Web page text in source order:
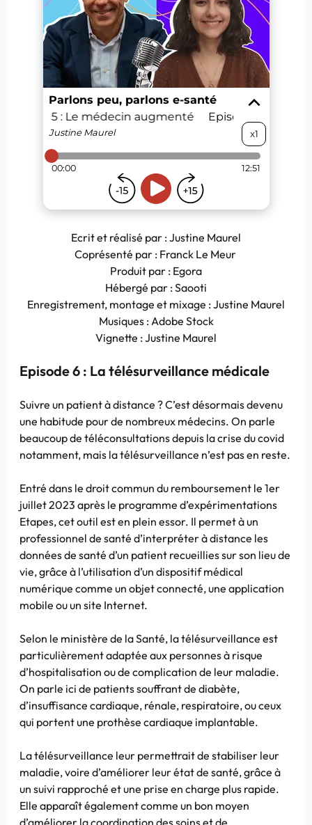
Ecrit et réalisé par : Justine Maurel
Coprésenté par : Franck Le Meur
Produit par : Egora
Hébergé par : Saooti
Enregistrement, montage et mixage : Justine Maurel
Musiques : Adobe Stock
Vignette : Justine Maurel
Episode 6 : La télésurveillance médicale
Suivre un patient à distance ? C’est désormais devenu
une habitude pour de nombreux médecins. On parle
beaucoup de téléconsultations depuis la crise du covid
notamment, mais la télésurveillance n’est pas en reste.
Entré dans le droit commun du remboursement le 1er
juillet 2023 après le programme d’expérimentations
Etapes, cet outil est en plein essor. Il permet à un
professionnel de santé d’interpréter à distance les
données de santé d’un patient recueillies sur son lieu de
vie, grâce à l’utilisation d’un dispositif médical
numérique comme un objet connecté, une application
mobile ou un site Internet.
Selon le ministère de la Santé, la télésurveillance est
particulièrement adaptée aux personnes à risque
d’hospitalisation ou de complication de leur maladie.
On parle ici de patients souffrant de diabète,
d’insuffisance cardiaque, rénale, respiratoire, ou ceux
qui portent une prothèse cardiaque implantable.
La télésurveillance leur permettrait de stabiliser leur
maladie, voire d’améliorer leur état de santé, grâce à
un suivi rapproché et une prise en charge plus rapide.
Elle apparaît également comme un bon moyen
d’améliorer la coordination des soins et de